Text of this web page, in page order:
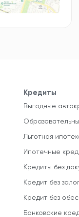
Кредиты
Выгодные
Льготная
Ипотечные
Кредиты без
Кредит без
Кредит без
Банковские